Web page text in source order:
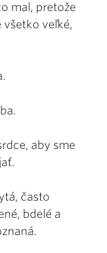
mal, pretože
veľké,
aby sme
často
bdelé a